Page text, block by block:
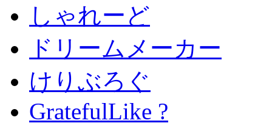
しゃれーど
ドリームメーカー
けりぶろぐ
GratefulLike ?